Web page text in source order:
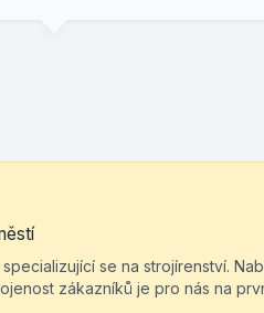
se na strojírenství.
zákazníků je pro nás na